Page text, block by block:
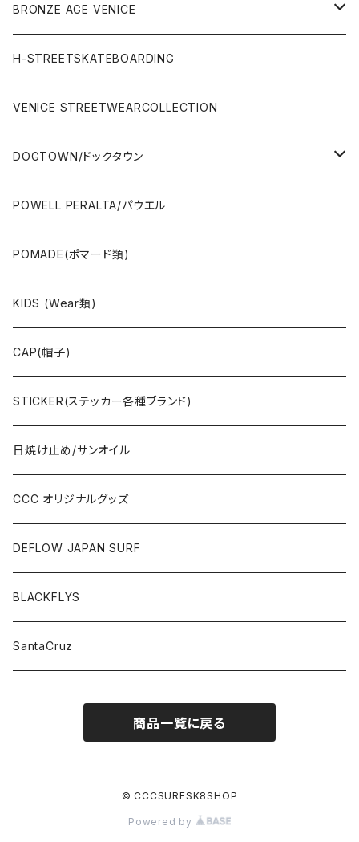
WEAR(サーフブランド衣類)
Rhythm(サーフアパレル)
Ripcurl(サーフブランド)
COMPLETE（完成品）
STREET
SURFSKATE
TRUCK(トラック)
WHEEL(ウィール)
OTHERS(スケボー小物/ステッカー類)
JAYADAMS/ジェイアダムス
小物類
SALE
BRONZE AGE VENICE
made in JAPAN
made in USA
H-STREETSKATEBOARDING
VENICE STREETWEARCOLLECTION
DOGTOWN/ドックタウン
WEAR(衣類)
Deck(スケートデッキ)
CAP/HAT(キャップ類)
OTHERS(ドックタウン小物)
POWELL PERALTA/パウエル
POMADE(ポマード類)
KIDS (Wear類)
CAP(帽子)
STICKER(ステッカー各種ブランド)
日焼け止め/サンオイル
CCC オリジナルグッズ
DEFLOW JAPAN SURF
BLACKFLYS
SantaCruz
商品一覧に戻る
© CCCSURFSK8SHOP
Powered by